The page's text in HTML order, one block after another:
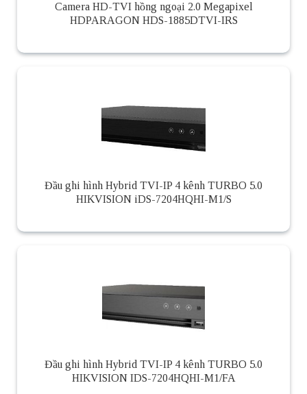
Camera HD-TVI hồng ngoại 2.0 Megapixel
HDPARAGON HDS-1885DTVI-IRS
Đầu ghi hình Hybrid TVI-IP 4 kênh TURBO 5.0
HIKVISION iDS-7204HQHI-M1/S
Đầu ghi hình Hybrid TVI-IP 4 kênh TURBO 5.0
HIKVISION IDS-7204HQHI-M1/FA